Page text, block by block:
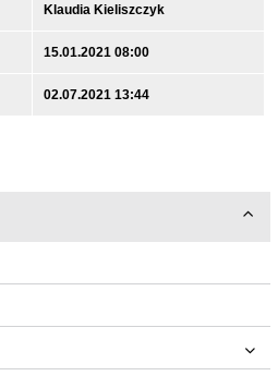
Klaudia Kieliszczyk
15.01.2021 08:00
02.07.2021 13:44